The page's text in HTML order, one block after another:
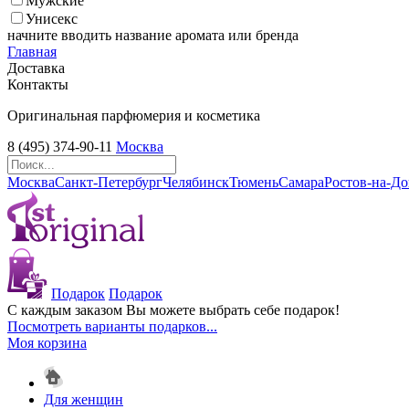
Унисекс
начните вводить название аромата или бренда
Главная
Доставка
Контакты
Оригинальная парфюмерия и косметика
8 (495) 374-90-11 Москва
МоскваСанкт-ПетербургЧелябинскТюменьСамараРостов-на-
Подарок Подарок
С каждым заказом Вы можете выбрать себе подарок!
Посмотреть варианты подарков...
Моя корзина
Для женщин